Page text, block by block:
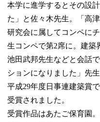
本学に進学するとその設
た」と佐々木先生。「高
研究会に属してコンペに
生コンペで第2席に。建築
池田武邦先生などと会話
ションになりました」先
平成29年度日事連建築賞
受賞されました。
受賞作品はあたご保育園